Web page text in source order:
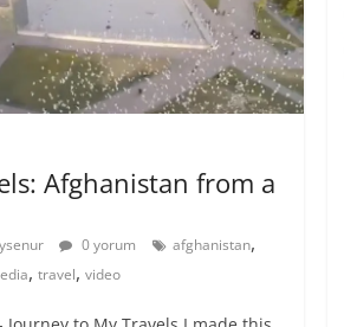
Afghanistan from a
0 yorum afghanistan,
, travel, video